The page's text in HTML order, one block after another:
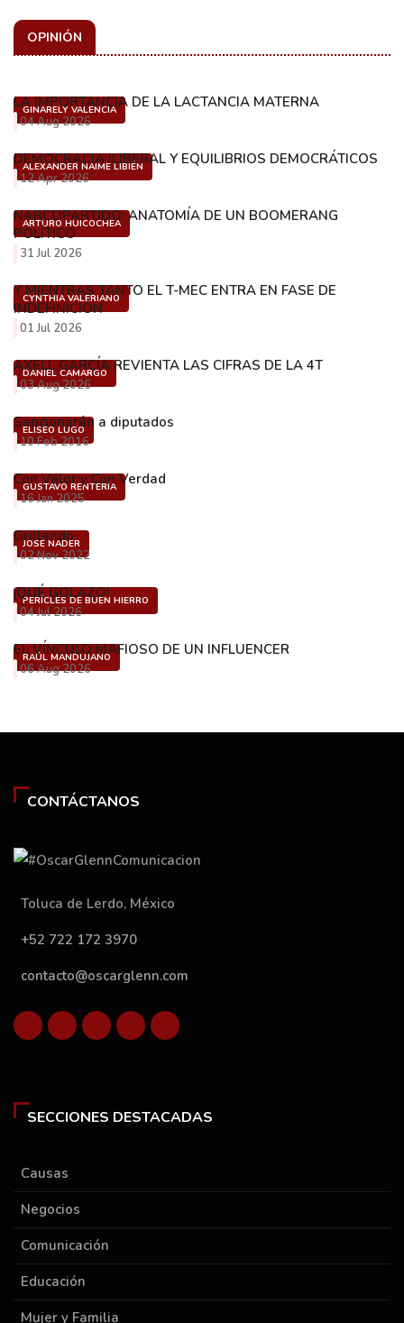
OPINIÓN
GINARELY VALENCIA
LA IMPORTANCIA DE LA LACTANCIA MATERNA
04 Aug 2026
ALEXANDER NAIME LIBIÉN
DEMOCRACIA ILIBERAL Y EQUILIBRIOS DEMOCRÁTICOS
12 Apr 2026
ARTURO HUICOCHEA
NARCOPARTIDO: ANATOMÍA DE UN BOOMERANG
POLÍTICO
31 Jul 2026
CYNTHIA VALERIANO
Y MIENTRAS TANTO EL T-MEC ENTRA EN FASE DE
INDEFINICIÓN
01 Jul 2026
DANIEL CAMARGO
AXELL GARCÍA REVIENTA LAS CIFRAS DE LA 4T
03 Aug 2026
ELISEO LUGO
Sancionarán a diputados
10 Feb 2016
GUSTAVO RENTERÍA
Con Valor y Con Verdad
16 Jan 2025
JOSÉ NADER
Grillando
02 Nov 2022
PERÍCLES DE BUEN HIERRO
¡QUÉ GOLAZO!
04 Jul 2026
RAÚL MANDUJANO
EL VÍNCULO MAFIOSO DE UN INFLUENCER
06 Aug 2026
CONTÁCTANOS
Toluca de Lerdo, México
+52 722 172 3970
contacto@oscarglenn.com
SECCIONES DESTACADAS
Causas
Negocios
Comunicación
Educación
Mujer y Familia